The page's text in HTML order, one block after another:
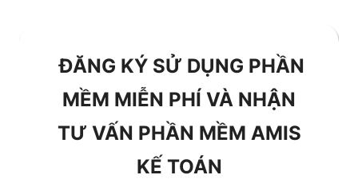
ĐĂNG KÝ SỬ DỤNG PHẦN
MỀM MIỄN PHÍ VÀ NHẬN
TƯ VẤN PHẦN MỀM AMIS
KẾ TOÁN